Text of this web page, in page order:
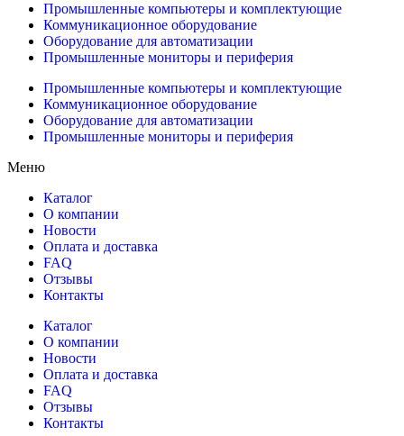
Промышленные компьютеры и комплектующие
Коммуникационное оборудование
Оборудование для автоматизации
Промышленные мониторы и периферия
Промышленные компьютеры и комплектующие
Коммуникационное оборудование
Оборудование для автоматизации
Промышленные мониторы и периферия
Меню
Каталог
О компании
Новости
Оплата и доставка
FAQ
Отзывы
Контакты
Каталог
О компании
Новости
Оплата и доставка
FAQ
Отзывы
Контакты